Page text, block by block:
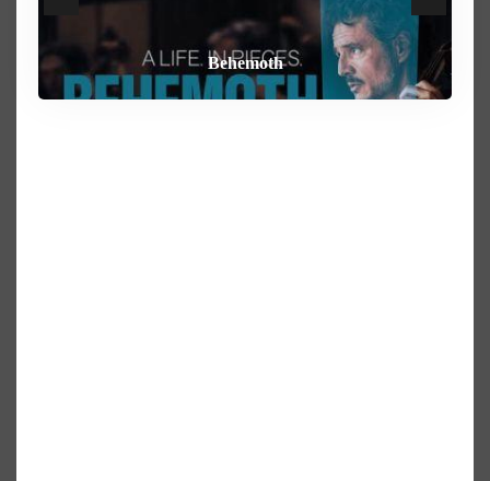
Heart of the Beast
Behemoth
How To Rob A Bank
By Any Means